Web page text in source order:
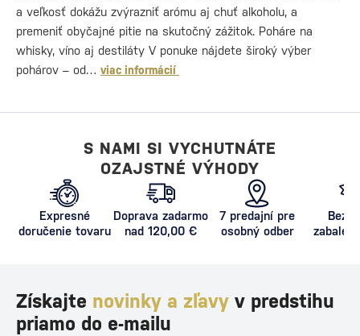
a veľkosť dokážu zvýrazniť arómu aj chuť alkoholu, a
premeniť obyčajné pitie na skutočný zážitok. Poháre na
whisky, víno aj destiláty V ponuke nájdete široký výber
pohárov – od… viac informácií
S NAMI SI VYCHUTNÁTE
OZAJSTNÉ VÝHODY
Expresné
doručenie tovaru
Doprava zadarmo
nad 120,00 €
7 predajní pre
osobný odber
Získajte novinky a zľavy v predstihu
priamo do e-mailu